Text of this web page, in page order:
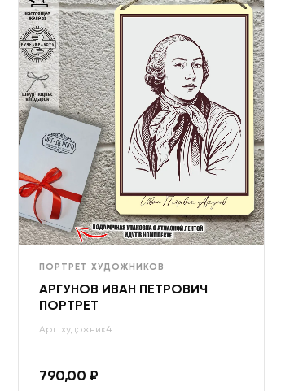
ПОРТРЕТ ХУДОЖНИКОВ
АРГУНОВ ИВАН ПЕТРОВИЧ
ПОРТРЕТ
Арт: художник4
790,00 ₽